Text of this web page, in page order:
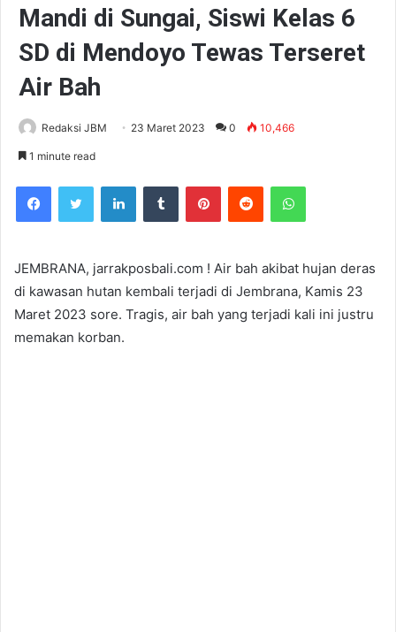
Mandi di Sungai, Siswi Kelas 6
SD di Mendoyo Tewas Terseret
Air Bah
Redaksi JBM 23 Maret 2023 0 10,466
1 minute read
JEMBRANA, jarrakposbali.com ! Air bah akibat hujan deras
di kawasan hutan kembali terjadi di Jembrana, Kamis 23
Maret 2023 sore. Tragis, air bah yang terjadi kali ini justru
memakan korban.